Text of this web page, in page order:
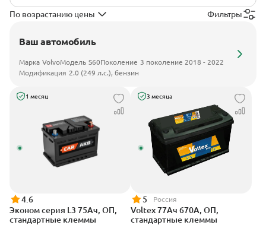
По возрастанию цены Фильтры
Ваш автомобиль
Марка VolvoМодель S60Поколение 3 поколение 2018 - 2022
Модификация 2.0 (249 л.с.), бензин
1 месяц
4.6
Эконом серия L3 75Ач, ОП,
стандартные клеммы
3 месяца
5 Россия
Voltex 77Ач 670А, ОП,
стандартные клеммы